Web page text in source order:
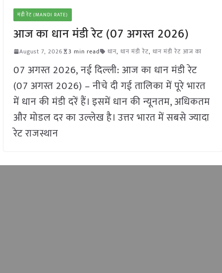
मंडी रेट (MANDI RATE)
आज का धान मंडी रेट (07 अगस्त 2026)
August 7, 2026 3 min read धान, धान मंडी रेट, धान मंडी रेट आज का
07 अगस्त 2026, नई दिल्ली: आज का धान मंडी रेट
(07 अगस्त 2026) – नीचे दी गई तालिका में पूरे भारत
में धान की मंडी दरें हैं। इसमें धान की न्यूनतम, अधिकतम
और मोडल दर का उल्लेख है। ​​उत्तर भारत में सबसे ज्यादा
रेट राजस्थान